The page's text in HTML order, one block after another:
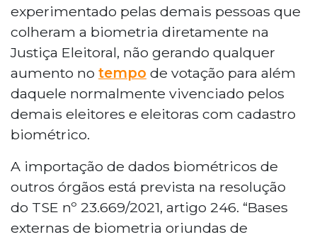
experimentado pelas demais pessoas que
colheram a biometria diretamente na
Justiça Eleitoral, não gerando qualquer
aumento no tempo de votação para além
daquele normalmente vivenciado pelos
demais eleitores e eleitoras com cadastro
biométrico.
A importação de dados biométricos de
outros órgãos está prevista na resolução
do TSE nº 23.669/2021, artigo 246. “Bases
externas de biometria oriundas de